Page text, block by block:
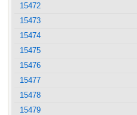
15472
15473
15474
15475
15476
15477
15478
15479